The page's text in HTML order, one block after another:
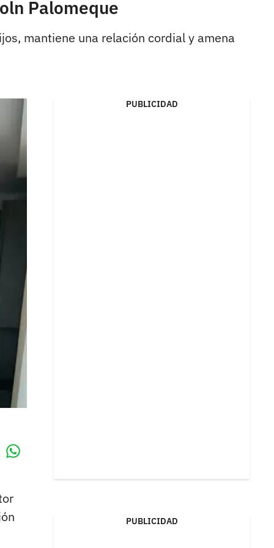
Palomeque
mantiene una relación cordial y amena
PUBLICIDAD
PUBLICIDAD